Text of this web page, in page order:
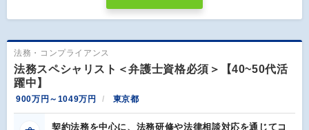
法務・コンプライアンス
法務スペシャリスト＜弁護士資格必須＞【40~50代活
躍中】
900万円～1049万円 東京都
契約法務を中心に、法務研修や法律相談対応を通じてコ